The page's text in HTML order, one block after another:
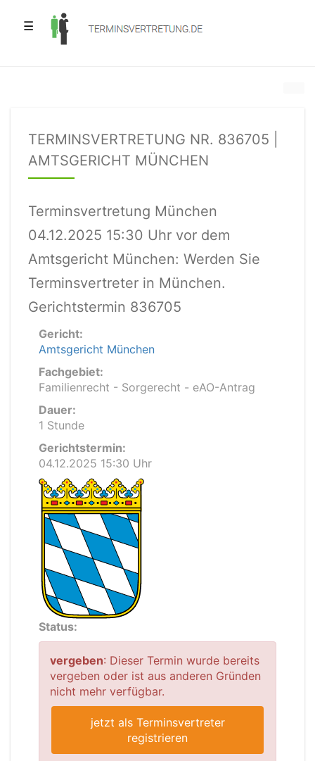
☰
TERMINSVERTRETUNG NR. 836705 |
AMTSGERICHT MÜNCHEN
Terminsvertretung München
04.12.2025 15:30 Uhr vor dem
Amtsgericht München: Werden Sie
Terminsvertreter in München.
Gerichtstermin 836705
Gericht:
Amtsgericht München
Fachgebiet:
Familienrecht - Sorgerecht - eAO-Antrag
Dauer:
1 Stunde
Gerichtstermin:
04.12.2025 15:30 Uhr
Status:
vergeben: Dieser Termin wurde bereits
vergeben oder ist aus anderen Gründen
nicht mehr verfügbar.
jetzt als Terminsvertreter
registrieren